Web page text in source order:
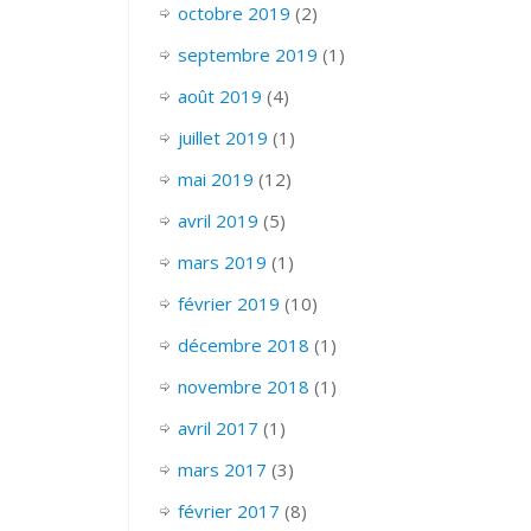
octobre 2019 (2)
septembre 2019 (1)
août 2019 (4)
juillet 2019 (1)
mai 2019 (12)
avril 2019 (5)
mars 2019 (1)
février 2019 (10)
décembre 2018 (1)
novembre 2018 (1)
avril 2017 (1)
mars 2017 (3)
février 2017 (8)